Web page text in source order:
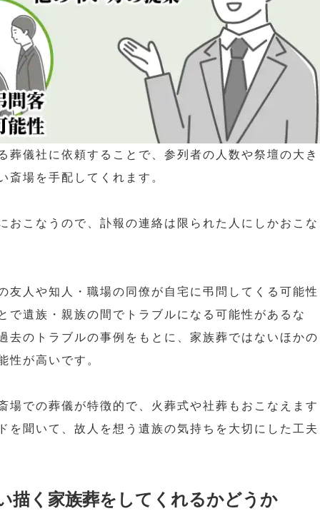
葬儀社に依頼することで、参列者の人数や祭壇の大き
斎場を手配してくれます。
おこなうので、訃報の連絡は限られた人にしかおこな
友人や知人・職場の同僚が自宅に弔問してくる可能性
で遺族・親族の間でトラブルになる可能性があるな
去のトラブルの事例をもとに、家族葬ではないほかの
性が高いです。
場での葬儀が特徴的で、火葬式や社葬もおこなえます
を聞いて、故人を想う遺族の気持ちを大切にした工夫
描く家族葬をしてくれるかどうか